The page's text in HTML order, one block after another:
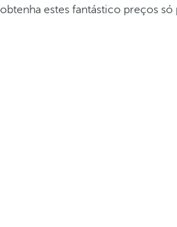
obtenha estes fantástico preços só